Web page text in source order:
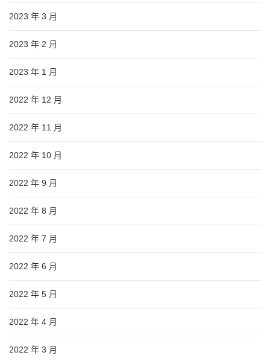
2023 年 3 月
2023 年 2 月
2023 年 1 月
2022 年 12 月
2022 年 11 月
2022 年 10 月
2022 年 9 月
2022 年 8 月
2022 年 7 月
2022 年 6 月
2022 年 5 月
2022 年 4 月
2022 年 3 月